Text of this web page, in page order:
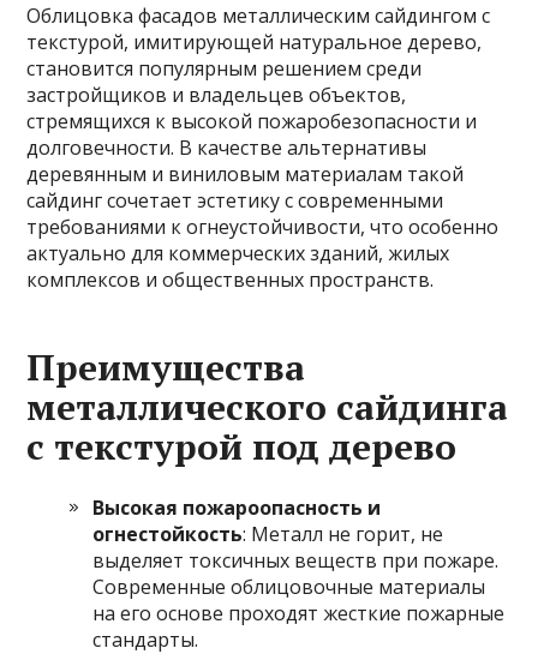
Облицовка фасадов металлическим сайдингом с
текстурой, имитирующей натуральное дерево,
становится популярным решением среди
застройщиков и владельцев объектов,
стремящихся к высокой пожаробезопасности и
долговечности. В качестве альтернативы
деревянным и виниловым материалам такой
сайдинг сочетает эстетику с современными
требованиями к огнеустойчивости, что особенно
актуально для коммерческих зданий, жилых
комплексов и общественных пространств.
Преимущества
металлического сайдинга
с текстурой под дерево
Высокая пожароопасность и
огнестойкость: Металл не горит, не
выделяет токсичных веществ при пожаре.
Современные облицовочные материалы
на его основе проходят жесткие пожарные
стандарты.